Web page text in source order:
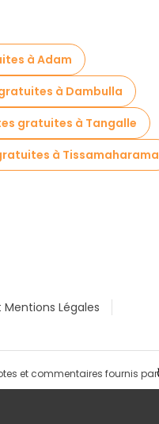
à Adam
à Dambulla
gratuites à Tangalle
à Tissamaharama
Légales
et commentaires fournis par